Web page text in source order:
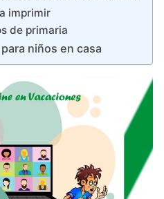
imprimir
de primaria
niños en casa